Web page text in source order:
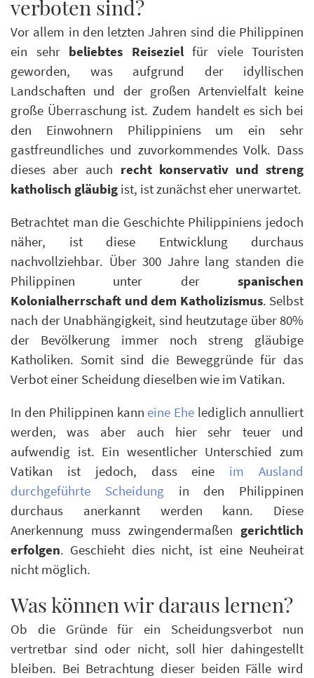
verboten sind?
Vor allem in den letzten Jahren sind die Philippinen
ein sehr beliebtes Reisezielfür viele Touristen
geworden, was aufgrund der idyllischen
Landschaften und der großen Artenvielfalt keine
große Überraschung ist. Zudem handelt es sich bei
den Einwohnern Philippiniens um ein sehr
gastfreundliches und zuvorkommendes Volk. Dass
dieses aber auch recht konservativ und streng
katholisch gläubig ist, ist zunächst eher unerwartet.
Betrachtet man die Geschichte Philippiniens jedoch
näher, ist diese Entwicklung durchaus
nachvollziehbar. Über 300 Jahre lang standen die
Philippinen unter der spanischen
Kolonialherrschaft und dem Katholizismus. Selbst
nach der Unabhängigkeit, sind heutzutage über 80%
der Bevölkerung immer noch streng gläubige
Katholiken. Somit sind die Beweggründe für das
Verbot einer Scheidung dieselben wie im Vatikan.
In den Philippinen kann eine Ehe lediglich annulliert
werden, was aber auch hier sehr teuer und
aufwendig ist. Ein wesentlicher Unterschied zum
Vatikan ist jedoch, dass eine im Ausland
durchgeführte Scheidungin den Philippinen
durchaus anerkannt werden kann. Diese
Anerkennung muss zwingendermaßen gerichtlich
erfolgen. Geschieht dies nicht, ist eine Neuheirat
nicht möglich.
Was können wir daraus lernen?
Ob die Gründe für ein Scheidungsverbot nun
vertretbar sind oder nicht, soll hier dahingestellt
bleiben. Bei Betrachtung dieser beiden Fälle wird